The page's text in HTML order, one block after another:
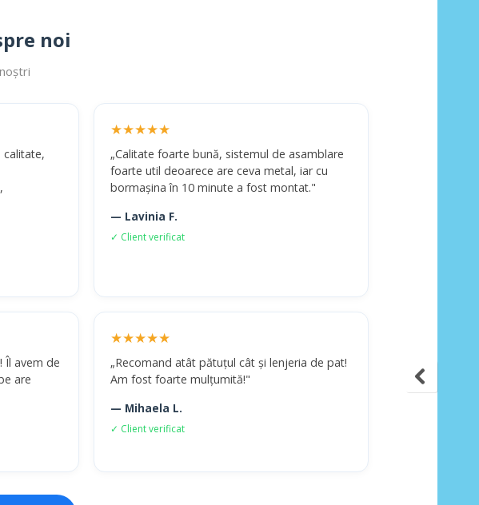
noi
calitate,
★★★★★
„Calitate foarte bună, sistemul de asamblare
foarte util deoarece are ceva metal, iar cu
bormașina în 10 minute a fost montat."
— Lavinia F.
✓ Client verificat
Îl avem de
are
★★★★★
„Recomand atât pătuțul cât și lenjeria de pat!
Am fost foarte mulțumită!"
— Mihaela L.
✓ Client verificat